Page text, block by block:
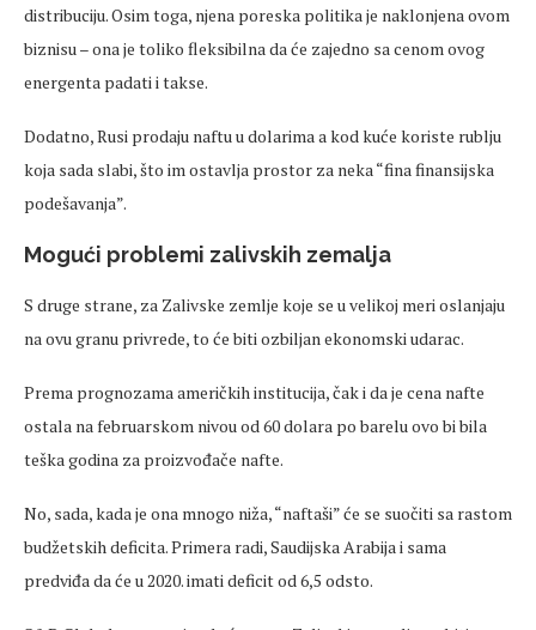
distribuciju. Osim toga, njena poreska politika je naklonjena ovom
biznisu – ona je toliko fleksibilna da će zajedno sa cenom ovog
energenta padati i takse.
Dodatno, Rusi prodaju naftu u dolarima a kod kuće koriste rublju
koja sada slabi, što im ostavlja prostor za neka “fina finansijska
podešavanja”.
Mogući problemi zalivskih zemalja
S druge strane, za Zalivske zemlje koje se u velikoj meri oslanjaju
na ovu granu privrede, to će biti ozbiljan ekonomski udarac.
Prema prognozama američkih institucija, čak i da je cena nafte
ostala na februarskom nivou od 60 dolara po barelu ovo bi bila
teška godina za proizvođače nafte.
No, sada, kada je ona mnogo niža, “naftaši” će se suočiti sa rastom
budžetskih deficita. Primera radi, Saudijska Arabija i sama
predviđa da će u 2020. imati deficit od 6,5 odsto.